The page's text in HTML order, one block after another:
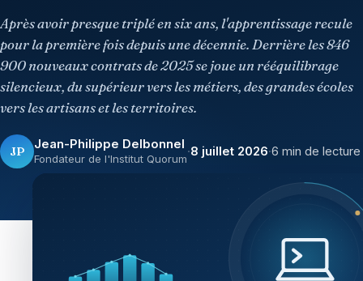
Après avoir presque triplé en six ans, l'apprentissage recule
pour la première fois depuis une décennie. Derrière les 846
900 nouveaux contrats de 2025 se joue un rééquilibrage
silencieux, du supérieur vers les métiers, des grandes écoles
vers les artisans et les territoires.
JP Jean-Philippe Delbonnel
Fondateur de l'Institut Quorum
·8 juillet 2026·6 min de lecture